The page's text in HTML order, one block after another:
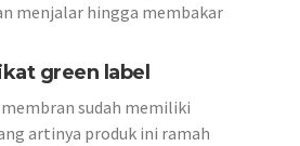
menjalar hingga membakar
green label
sudah memiliki
artinya produk ini ramah